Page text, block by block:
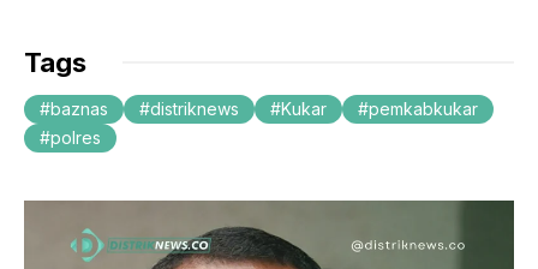
c
e
b
o
o
k
er
Tags
baznas distriknews Kukar
pemkabkukar
polres